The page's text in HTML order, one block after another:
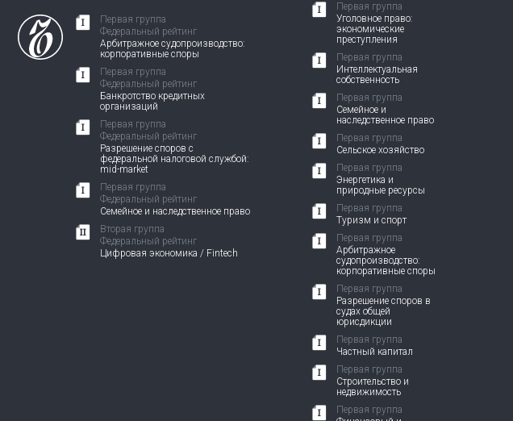
Первая группа
Федеральный рейтинг
Арбитражное судопроизводство:
корпоративные споры
Первая группа
Федеральный рейтинг
Банкротство кредитных
организаций
Первая группа
Федеральный рейтинг
Разрешение споров с
федеральной налоговой службой:
mid-market
Первая группа
Федеральный рейтинг
Семейное и наследственное право
Вторая группа
Федеральный рейтинг
Цифровая экономика / Fintech
Первая группа
Уголовное право:
экономические
преступления
Первая группа
Интеллектуальная
собственность
Первая группа
Семейное и
наследственное право
Первая группа
Сельское хозяйство
Первая группа
Энергетика и
природные ресурсы
Первая группа
Туризм и спорт
Первая группа
Арбитражное
судопроизводство:
корпоративные споры
Первая группа
Разрешение споров в
судах общей
юрисдикции
Первая группа
Частный капитал
Первая группа
Строительство и
недвижимость
Первая группа